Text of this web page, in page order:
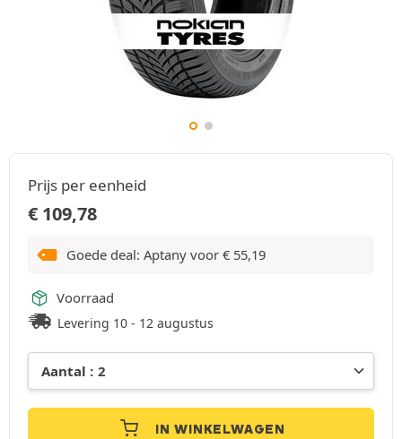
Prijs per eenheid
€ 109,78
Goede deal: Aptany voor € 55,19
Voorraad
Levering 10 - 12 augustus
IN WINKELWAGEN